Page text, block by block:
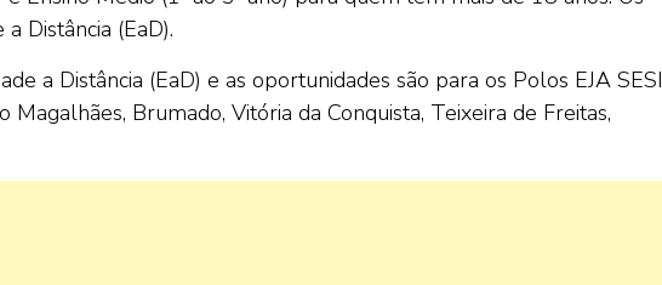
Distância (EaD).
a Distância (EaD) e as oportunidades são para os Polos EJA SESI
Magalhães, Brumado, Vitória da Conquista, Teixeira de Freitas,